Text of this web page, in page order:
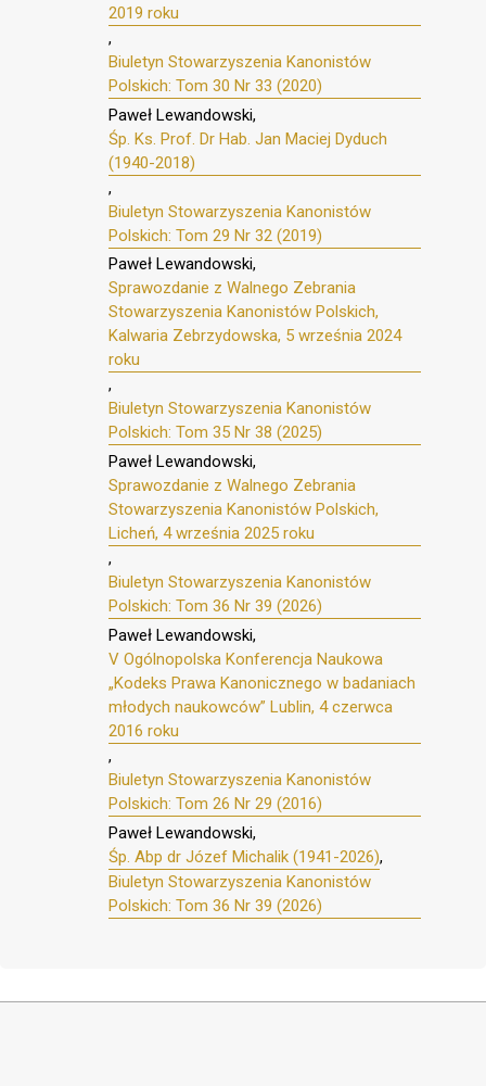
2019 roku
,
Biuletyn Stowarzyszenia Kanonistów
Polskich: Tom 30 Nr 33 (2020)
Paweł Lewandowski,
Śp. Ks. Prof. Dr Hab. Jan Maciej Dyduch
(1940-2018)
,
Biuletyn Stowarzyszenia Kanonistów
Polskich: Tom 29 Nr 32 (2019)
Paweł Lewandowski,
Sprawozdanie z Walnego Zebrania
Stowarzyszenia Kanonistów Polskich,
Kalwaria Zebrzydowska, 5 września 2024
roku
,
Biuletyn Stowarzyszenia Kanonistów
Polskich: Tom 35 Nr 38 (2025)
Paweł Lewandowski,
Sprawozdanie z Walnego Zebrania
Stowarzyszenia Kanonistów Polskich,
Licheń, 4 września 2025 roku
,
Biuletyn Stowarzyszenia Kanonistów
Polskich: Tom 36 Nr 39 (2026)
Paweł Lewandowski,
V Ogólnopolska Konferencja Naukowa
„Kodeks Prawa Kanonicznego w badaniach
młodych naukowców” Lublin, 4 czerwca
2016 roku
,
Biuletyn Stowarzyszenia Kanonistów
Polskich: Tom 26 Nr 29 (2016)
Paweł Lewandowski,
Śp. Abp dr Józef Michalik (1941-2026),
Biuletyn Stowarzyszenia Kanonistów
Polskich: Tom 36 Nr 39 (2026)